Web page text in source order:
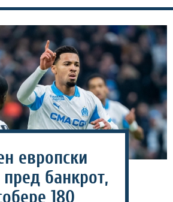
европски
банкрот,
180